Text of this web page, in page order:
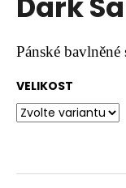
hvězdiček.
Pánské
VELIKOST